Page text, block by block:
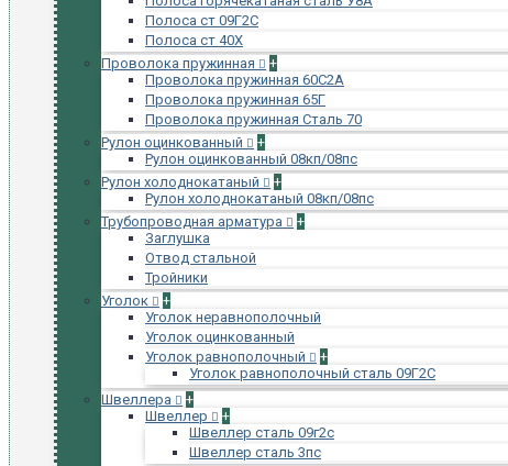
Полоса ст 09Г2С
Полоса ст 40Х
Проволока пружинная
+
Проволока пружинная 60С2А
Проволока пружинная 65Г
Проволока пружинная Сталь 70
Рулон оцинкованный
+
Рулон оцинкованный 08кп/08пс
Рулон холоднокатаный
+
Рулон холоднокатаный 08кп/08пс
Трубопроводная арматура
+
Заглушка
Отвод стальной
Тройники
Уголок
+
Уголок неравнополочный
Уголок оцинкованный
Уголок равнополочный
+
Уголок равнополочный сталь 09Г2С
Швеллера
+
Швеллер
+
Швеллер сталь 09г2с
Швеллер сталь 3пс